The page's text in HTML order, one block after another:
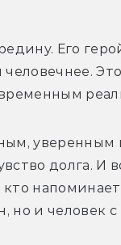
Его
уверенным
долга. И
напоминает
но и человек